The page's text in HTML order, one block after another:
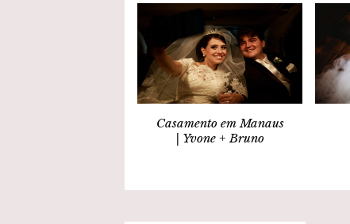
Casamento em Manaus
| Yvone + Bruno